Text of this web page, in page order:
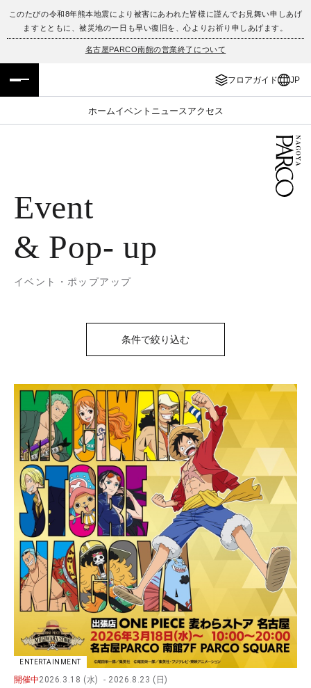
このたびの令和8年熊本地震により被害にあわれた皆様に謹んでお見舞い申しあげ
ますとともに、被災地の一日も早い復旧を、心よりお祈り申しあげます。
名古屋PARCO南館の営業終了について
フロアガイド JP
ホームイベント ニュース アクセス
フロアガイド
イベント・ポップアップ
TAX FREE
PARCOメンバーズ
ENGLISH
日本語
Event
& Pop- up
イベント・ポップアップ
条件で絞り込む
ENTERTAINMENT
開催中2026.3.18 (水) 2026.8.23 (日)